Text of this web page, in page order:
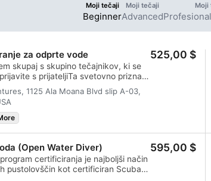
Moji tečaji
Beginner
Moji tečaji
Advanced
Moji
za odprte vode
skupaj s skupino tečajnikov, ki se
s prijateljiTa svetovno priznani
najboljši način, da začnete svoja
kot certificirani potapljač.
se kombinira s praktičnimi vajami
da boste pridobili veščine in
resnično udobno počutje pod vodo.
1125 Ala Moana Blvd slip A-03,
525,00 $
(Open Water Diver)
certificiranja je najboljši način
pustolovščin kot certificiran Scuba
595,00 $